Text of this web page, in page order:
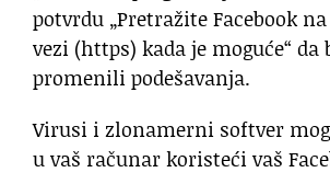
potvrdu „Pretražite Facebook
vezi (https) kada je moguće“ da
promenili podešavanja.
Virusi i zlonamerni softver
u vaš računar koristeći vaš